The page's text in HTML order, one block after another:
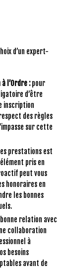
d’un expert-
l’Ordre :pour
d’être
inscription
des règles
sur cette
prestations est
pris en
peut vous
honoraires en
les bonnes
relation avec
collaboration
à
besoins
avant de